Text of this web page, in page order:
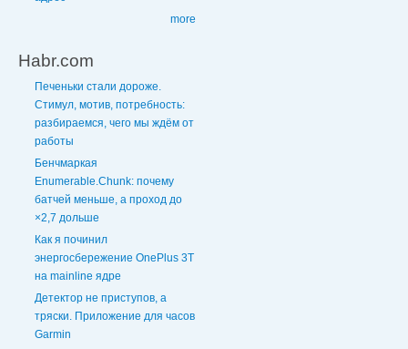
more
Habr.com
Печеньки стали дороже.
Стимул, мотив, потребность:
разбираемся, чего мы ждём от
работы
Бенчмаркая
Enumerable.Chunk: почему
батчей меньше, а проход до
×2,7 дольше
Как я починил
энергосбережение OnePlus 3T
на mainline ядре
Детектор не приступов, а
тряски. Приложение для часов
Garmin